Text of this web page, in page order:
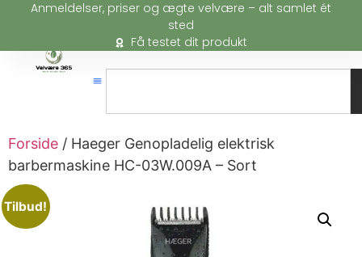
Anmeldelser, priser og ægte velvære – alt samlet ét
sted
Få testet dit produkt
Forside / Haeger Genopladelig elektrisk
barbermaskine HC-03W.009A – Sort
Tilbud!